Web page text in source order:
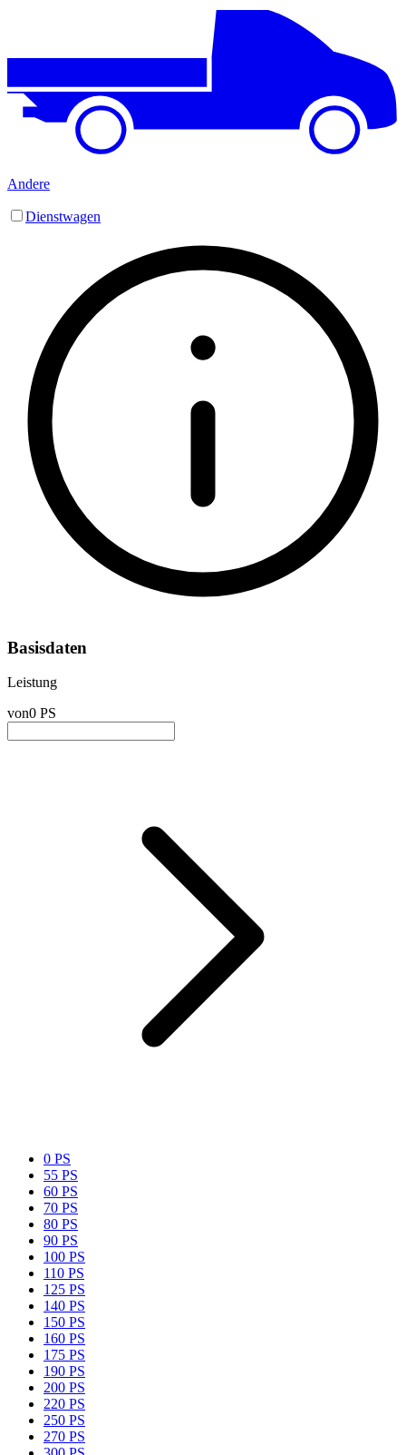
Andere
Dienstwagen
Basisdaten
Leistung
von0 PS
0 PS
55 PS
60 PS
70 PS
80 PS
90 PS
100 PS
110 PS
125 PS
140 PS
150 PS
160 PS
175 PS
190 PS
200 PS
220 PS
250 PS
270 PS